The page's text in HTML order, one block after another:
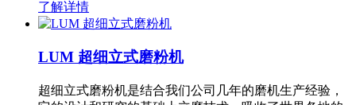
了解详情
LUM 超细立式磨粉机
超细立式磨粉机是结合我们公司几年的磨机生产经验，